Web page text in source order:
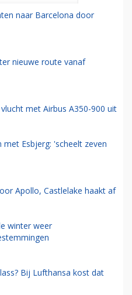
naar Barcelona door
nieuwe route vanaf
met Airbus A350-900 uit
Esbjerg: 'scheelt zeven
Apollo, Castlelake haakt af
winter weer
Bij Lufthansa kost dat